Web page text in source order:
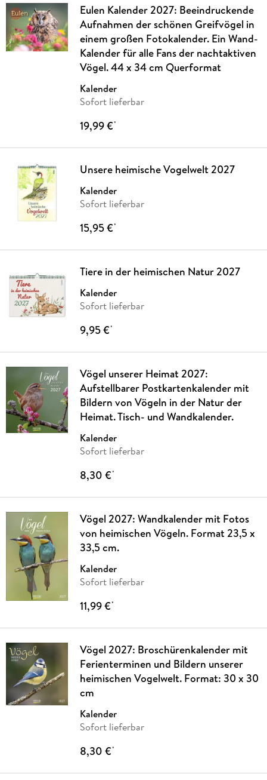
Eulen Kalender 2027: Beeindruckende
Aufnahmen der schönen Greifvögel in
einem großen Fotokalender. Ein Wand-
Kalender für alle Fans der nachtaktiven
Vögel. 44 x 34 cm Querformat
Kalender
Sofort lieferbar
19,99 €*
Unsere heimische Vogelwelt 2027
Kalender
Sofort lieferbar
15,95 €*
Tiere in der heimischen Natur 2027
Kalender
Sofort lieferbar
9,95 €*
Vögel unserer Heimat 2027:
Aufstellbarer Postkartenkalender mit
Bildern von Vögeln in der Natur der
Heimat. Tisch- und Wandkalender.
Kalender
Sofort lieferbar
8,30 €*
Vögel 2027: Wandkalender mit Fotos
von heimischen Vögeln. Format 23,5 x
33,5 cm.
Kalender
Sofort lieferbar
11,99 €*
Vögel 2027: Broschürenkalender mit
Ferienterminen und Bildern unserer
heimischen Vogelwelt. Format: 30 x 30
cm
Kalender
Sofort lieferbar
8,30 €*